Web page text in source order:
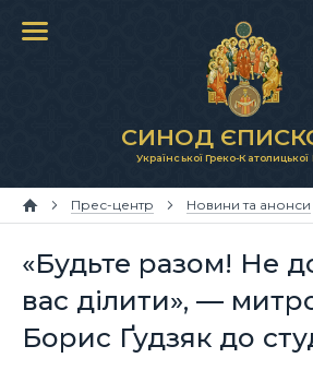
СИНОД
Української Греко-
Прес-центр Новини та анонси
«Будьте разом! Не
вас ділити», —
Борис Ґудзяк до